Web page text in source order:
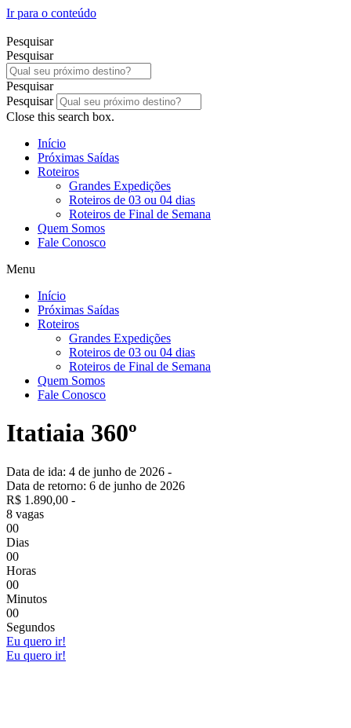
Ir para o conteúdo
Pesquisar
Pesquisar
Pesquisar
Pesquisar
Close this search box.
Início
Próximas Saídas
Roteiros
Grandes Expedições
Roteiros de 03 ou 04 dias
Roteiros de Final de Semana
Quem Somos
Fale Conosco
Menu
Início
Próximas Saídas
Roteiros
Grandes Expedições
Roteiros de 03 ou 04 dias
Roteiros de Final de Semana
Quem Somos
Fale Conosco
Itatiaia 360º
Data de ida: 4 de junho de 2026 -
Data de retorno: 6 de junho de 2026
R$ 1.890,00 -
8 vagas
00
Dias
00
Horas
00
Minutos
00
Segundos
Eu quero ir!
Eu quero ir!